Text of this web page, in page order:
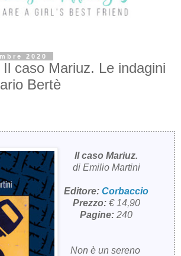
2020
caso Mariuz. Le indagini
Bertè
Il caso Mariuz.
di Emilio Martini
Editore:Corbaccio
Prezzo:€ 14,90
Pagine:240
Non è un sereno